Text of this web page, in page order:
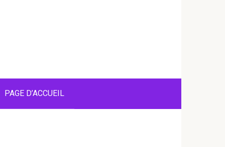
PAGE D’ACCUEIL